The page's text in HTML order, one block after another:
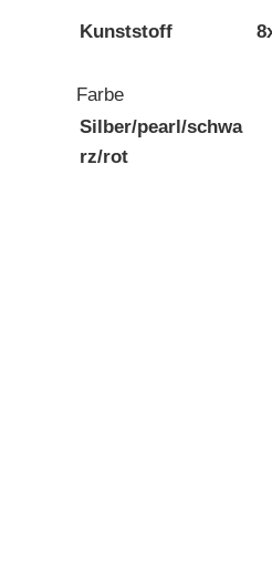
Kunststoff
Silber/pearl/schwa
rz/rot
Farbe